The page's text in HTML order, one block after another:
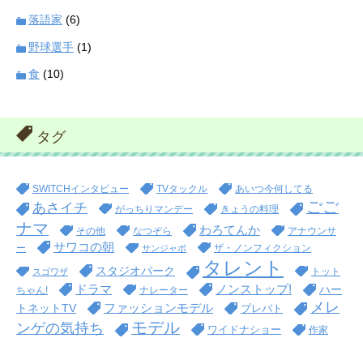
落語家 (6)
野球選手 (1)
食 (10)
タグ
SWITCHインタビュー TVタックル あいつ今何してる
あさイチ がっちりマンデー きょうの料理
ごご
ナマ
その他 なつぞら わろてんか
アナウンサ
ー
サワコの朝 サンジャポ ザ・ノンフィクション
スゴワザ スタジオパーク タレント
トット
ちゃん!
ドラマ ナレーター ノンストップ!
ハー
トネットTV
ファッションモデル プレバト
メレ
ンゲの気持ち
モデル ワイドナショー 作家